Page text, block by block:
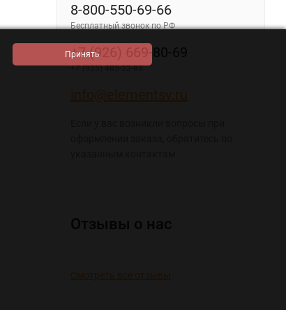
8-800-550-69-66
Бесплатный звонок по РФ
+7 (926) 669-80-69
+7 (925) 485-22-85